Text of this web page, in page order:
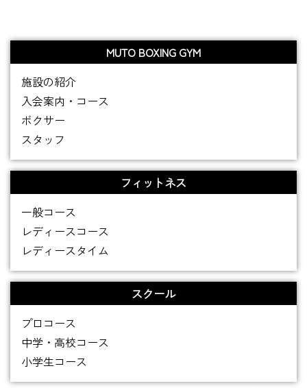
MUTO BOXING GYM
施設の紹介
入会案内・コース
ボクサー
スタッフ
フィットネス
一般コース
レディースコース
レディースタイム
スクール
プロコース
中学・高校コース
小学生コース